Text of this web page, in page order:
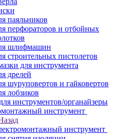
паяльников
перфораторов и отбойных
шлифмашин
строительных пистолетов
для инструмента
дрелей
шуруповертов и гайковертов
лобзиков
инструментов/органайзеры
инструмент
инструмент